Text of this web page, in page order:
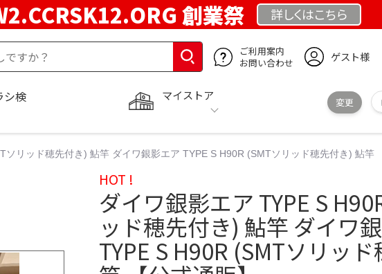
創業祭 詳しくはこちら
ご利用案内
お問い合わせ
ゲスト様
マイストア
変更
シ検
ソリッド穂先付き) 鮎竿 ダイワ銀影エア TYPE S H90R (SMTソリッド穂先付き) 鮎竿
HOT !
ダイワ銀影エア TYPE S
ッド穂先付き) 鮎竿 ダイワ
TYPE S H90R (SMTソリッ